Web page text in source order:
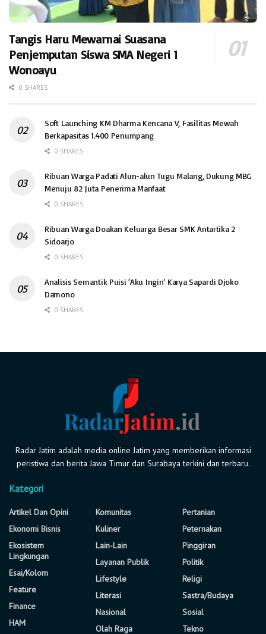
Tangis Haru Mewarnai Suasana
Penjemputan Siswa SMA Negeri 1
Wonoayu
0 SHARES
Soft Launching KM Dharma Kencana V, Fasilitas Mewah
Berkapasitas 1.400 Penumpang
0 SHARES
Ribuan Warga Padati Alun-alun Tugu Malang, Dukung MBG
Menuju 82 Juta Penerima Manfaat
0 SHARES
Ribuan Warga Doakan Keluarga Besar SMK Antartika 2
Sidoarjo
0 SHARES
Analisis Semantik Puisi ‘Aku Ingin’ Karya Sapardi Djoko
Damono
0 SHARES
Radar Jatim adalah media online Jatim yang memberikan informasi
peristiwa dan berita Jawa Timur dan Surabaya terkini dan terbaru.
Kategori
Artikel Dan Opini
Ekonomi Bisnis
Ekosistem
Lingkungan
Esai/Kolom
Feature
Finance
HAM
Komunitas
Kuliner
Lain-Lain
Layanan Publik
Lifestyle
Literasi
Nasional
Olah Raga
Pertanian
Peternakan
Pinggiran
Politik
Religi
Sastra/Budaya
Sosial
Tekno